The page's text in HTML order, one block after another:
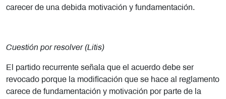
carecer de una debida motivación y fundamentación.
Cuestión por resolver (Litis)
El partido recurrente señala que el acuerdo debe ser
revocado porque la modificación que se hace al reglamento
carece de fundamentación y motivación por parte de la